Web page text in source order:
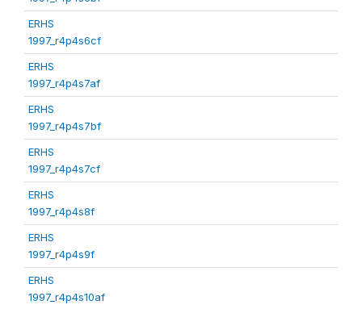
ERHS
1997_r4p4s6cf
ERHS
1997_r4p4s7af
ERHS
1997_r4p4s7bf
ERHS
1997_r4p4s7cf
ERHS
1997_r4p4s8f
ERHS
1997_r4p4s9f
ERHS
1997_r4p4s10af